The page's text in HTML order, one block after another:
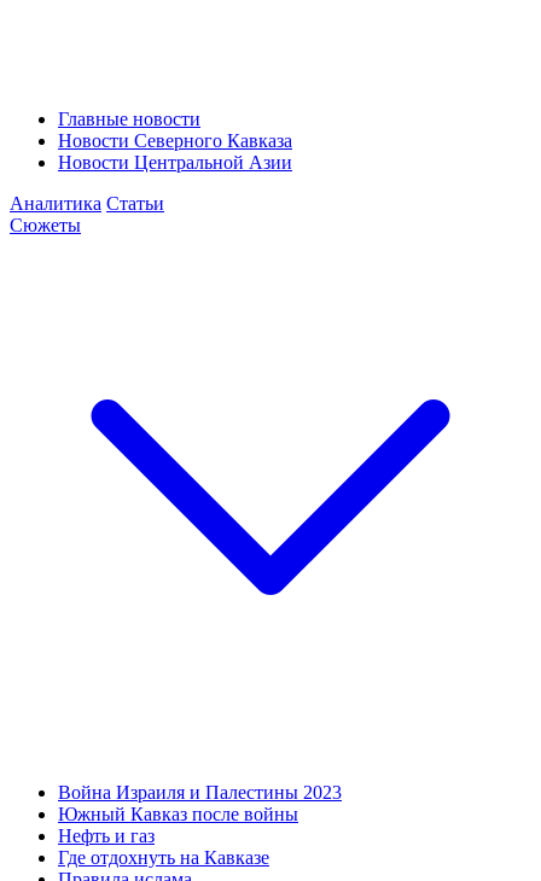
Главные новости
Новости Северного Кавказа
Новости Центральной Азии
Аналитика Статьи
Сюжеты
Война Израиля и Палестины 2023
Южный Кавказ после войны
Нефть и газ
Где отдохнуть на Кавказе